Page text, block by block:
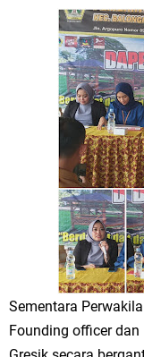
Husnul Aqib, M.M. untuk
PDUF MUI Jatim
Menuju Indonesia Emas
Reses Anggota
Aspirasi Petani dan Warga
Hari Jadi Pertama
Pemdes Cibanteng
Sementara
Founding officer